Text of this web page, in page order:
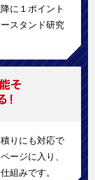
に１ポイント
スタンド研究
りにも対応で
ージに入り、
組みです。